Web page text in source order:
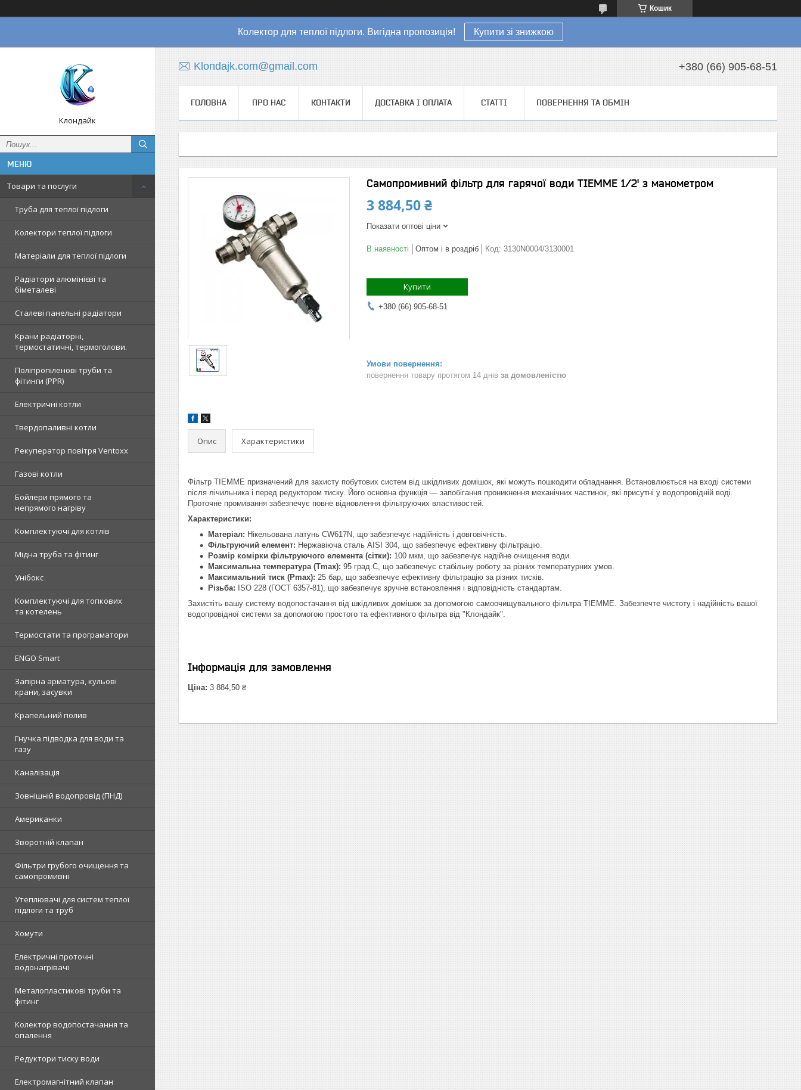
Кошик
Колектор для теплої підлоги. Вигідна пропозиція! Купити зі знижкою
Клондайк
Товари та послуги
Труба для теплої підлоги
Колектори теплої підлоги
Матеріали для теплої підлоги
Радіатори алюмінієві та
біметалеві
Сталеві панельні радіатори
Крани радіаторні,
термостатичні, термоголови.
Поліпропіленові труби та
фітинги (PPR)
Електричні котли
Твердопаливні котли
Рекуператор повітря Ventoxx
Газові котли
Бойлери прямого та
непрямого нагріву
Комплектуючі для котлів
Мідна труба та фітинг
Унібокс
Комплектуючі для топкових
та котелень
Термостати та програматори
ENGO Smart
Запірна арматура, кульові
крани, засувки
Крапельний полив
Гнучка підводка для води та
газу
Каналізація
Зовнішній водопровід (ПНД)
Американки
Зворотній клапан
Фільтри грубого очищення та
самопромивні
Утеплювачі для систем теплої
підлоги та труб
Хомути
Електричні проточні
водонагрівачі
Металопластикові труби та
фітинг
Колектор водопостачання та
опалення
Редуктори тиску води
Електромагнітний клапан
Klondajk.com@gmail.com +380 (66) 905-68-51
ГОЛОВНА ПРО НАС КОНТАКТИ ДОСТАВКА І ОПЛАТА СТАТТІ ПОВЕРНЕННЯ ТА ОБМІН
Самопромивний фільтр для гарячої води TIEMME 1/2' з манометром
3 884,50 ₴
Показати оптові ціни
В наявності Оптом і в роздріб Код: 3130N0004/3130001
Купити
+380 (66) 905-68-51
повернення товару протягом 14 днів за домовленістю
Опис Характеристики
Фільтр TIEMME призначений для захисту побутових систем від шкідливих домішок, які можуть пошкодити обладнання. Встановлюється на вході системи
після лічильника і перед редуктором тиску. Його основна функція — запобігання проникнення механічних частинок, які присутні у водопровідній воді.
Проточне промивання забезпечує повне відновлення фільтруючих властивостей.
Характеристики:
Матеріал: Нікельована латунь CW617N, що забезпечує надійність і довговічність.
Фільтруючий елемент: Нержавіюча сталь AISI 304, що забезпечує ефективну фільтрацію.
Розмір комірки фільтруючого елемента (сітки): 100 мкм, що забезпечує надійне очищення води.
Максимальна температура (Tmax): 95 град.С, що забезпечує стабільну роботу за різних температурних умов.
Максимальний тиск (Pmax): 25 бар, що забезпечує ефективну фільтрацію за різних тисків.
Різьба: ISO 228 (ГОСТ 6357-81), що забезпечує зручне встановлення і відповідність стандартам.
Захистіть вашу систему водопостачання від шкідливих домішок за допомогою самоочищувального фільтра TIEMME. Забезпечте чистоту і надійність вашої
водопровідної системи за допомогою простого та ефективного фільтра від "Клондайк".
Інформація для замовлення
Ціна: 3 884,50 ₴